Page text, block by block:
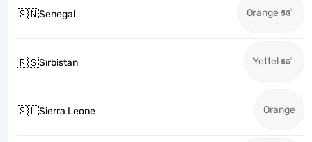
🇸🇳Senegal Orange
🇷🇸Sırbistan Yettel
🇸🇱Sierra Leone Orange